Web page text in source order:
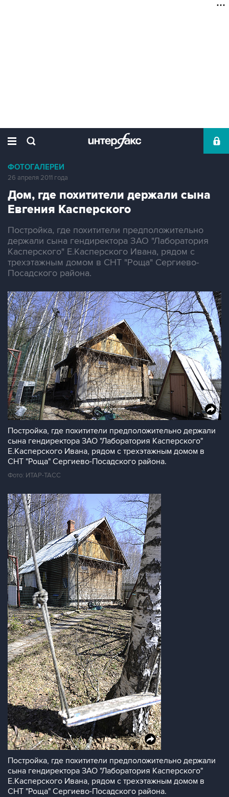
ФОТОГАЛЕРЕИ
26 апреля 2011 года
Дом, где похитители держали сына
Евгения Касперского
Постройка, где похитители предположительно
держали сына гендиректора ЗАО "Лаборатория
Касперского" Е.Касперского Ивана, рядом с
трехэтажным домом в СНТ "Роща" Сергиево-
Посадского района.
Постройка, где похитители предположительно держали
сына гендиректора ЗАО "Лаборатория Касперского"
Е.Касперского Ивана, рядом с трехэтажным домом в
СНТ "Роща" Сергиево-Посадского района.
Фото: ИТАР-ТАСС
Постройка, где похитители предположительно держали
сына гендиректора ЗАО "Лаборатория Касперского"
Е.Касперского Ивана, рядом с трехэтажным домом в
СНТ "Роща" Сергиево-Посадского района.